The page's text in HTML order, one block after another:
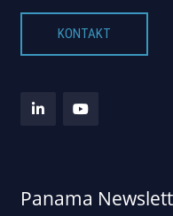
KONTAKT
Panama